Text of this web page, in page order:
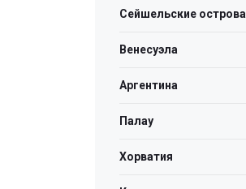
Сейшельские острова
Венесуэла
Аргентина
Палау
Хорватия